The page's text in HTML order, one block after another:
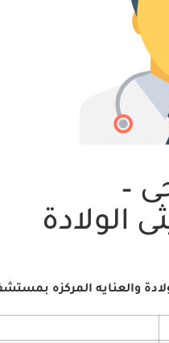
–
الولادة
والعنايه المركزه